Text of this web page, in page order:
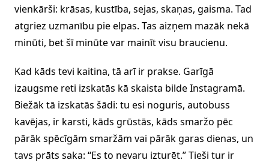
vienkārši: krāsas, kustība, sejas, skaņas, gaisma. Tad
atgriez uzmanību pie elpas. Tas aizņem mazāk nekā
minūti, bet šī minūte var mainīt visu braucienu.
Kad kāds tevi kaitina, tā arī ir prakse. Garīgā
izaugsme reti izskatās kā skaista bilde Instagramā.
Biežāk tā izskatās šādi: tu esi noguris, autobuss
kavējas, ir karsti, kāds grūstās, kāds smaržo pēc
pārāk spēcīgām smaržām vai pārāk garas dienas, un
tavs prāts saka: “Es to nevaru izturēt.” Tieši tur ir